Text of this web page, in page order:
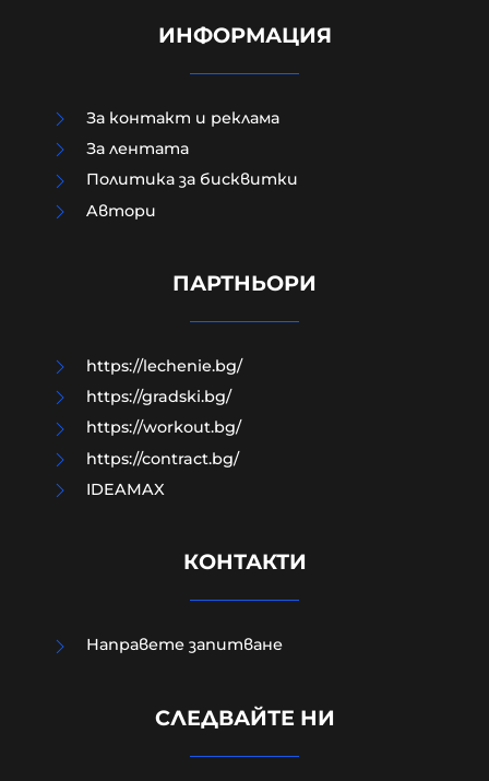
Модернизацията на бойната ни
години нехайство и саботажи
УНИЦЕФ: Израел убива средно по
„примирието“ от октомври 2025
ИНФОРМАЦИЯ
За контакт и реклама
За лентата
Политика за бисквитки
Aвтори
ПАРТНЬОРИ
https://lechenie.bg/
https://gradski.bg/
https://workout.bg/
https://contract.bg/
IDEAMAX
КОНТАКТИ
Направете запитване
СЛЕДВАЙТЕ НИ